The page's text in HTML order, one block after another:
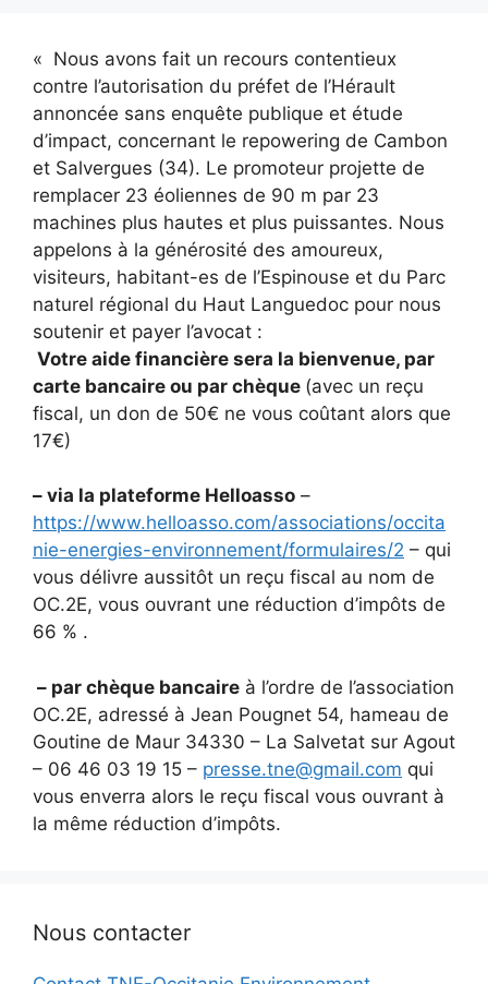
« Nous avons fait un recours contentieux
contre l’autorisation du préfet de l’Hérault
annoncée sans enquête publique et étude
d’impact, concernant le repowering de Cambon
et Salvergues (34). Le promoteur projette de
remplacer 23 éoliennes de 90 m par 23
machines plus hautes et plus puissantes. Nous
appelons à la générosité des amoureux,
visiteurs, habitant-es de l’Espinouse et du Parc
naturel régional du Haut Languedoc pour nous
soutenir et payer l’avocat :
Votre aide financière sera la bienvenue, par
carte bancaire ou par chèque (avec un reçu
fiscal, un don de 50€ ne vous coûtant alors que
17€)
– via la plateforme Helloasso –
https://www.helloasso.com/associations/occita
nie-energies-environnement/formulaires/2 – qui
vous délivre aussitôt un reçu fiscal au nom de
OC.2E, vous ouvrant une réduction d’impôts de
66 % .
– par chèque bancaire à l’ordre de l’association
OC.2E, adressé à Jean Pougnet 54, hameau de
Goutine de Maur 34330 – La Salvetat sur Agout
– 06 46 03 19 15 – presse.tne@gmail.com qui
vous enverra alors le reçu fiscal vous ouvrant à
la même réduction d’impôts.
Nous contacter